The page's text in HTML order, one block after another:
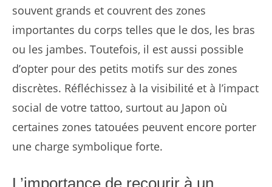
souvent grands et couvrent des zones
importantes du corps telles que le dos, les bras
ou les jambes. Toutefois, il est aussi possible
d’opter pour des petits motifs sur des zones
discrètes. Réfléchissez à la visibilité et à l’impact
social de votre tattoo, surtout au Japon où
certaines zones tatouées peuvent encore porter
une charge symbolique forte.
L’importance de recourir à un